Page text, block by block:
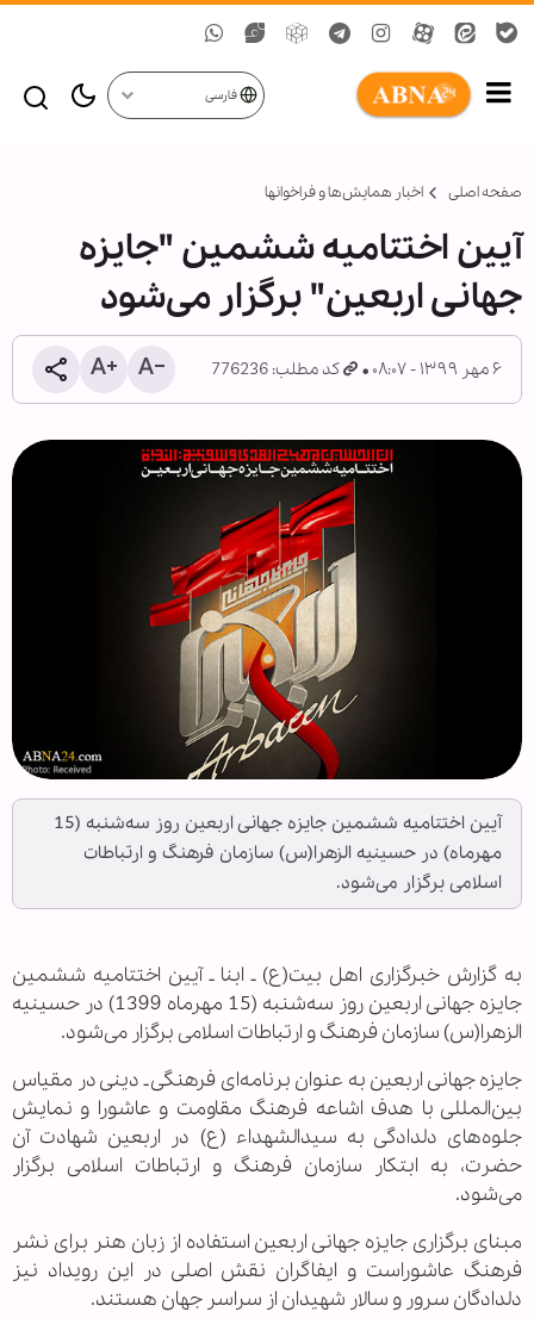
فارسی
صفحه اصلی اخبار همايش‌ها و فراخوان‏ها
آیین اختتامیه ششمین "جایزه
جهانی اربعین" برگزار می‌شود
۶ مهر ۱۳۹۹ - ۰۸:۰۷ کد مطلب: 776236
آیین اختتامیه ششمین جایزه جهانی اربعین روز سه‌شنبه (15
مهرماه) در حسینیه الزهرا(س) سازمان فرهنگ و ارتباطات
اسلامی برگزار می‌شود.
به گزارش خبرگزاری اهل بیت(ع) ـ ابنا ـ آیین اختتامیه ششمین
جایزه جهانی اربعین روز سه‌شنبه (15 مهرماه 1399) در حسینیه
الزهرا(س) سازمان فرهنگ و ارتباطات اسلامی برگزار می‌شود.
جایزه جهانی اربعین به عنوان برنامه‌ای فرهنگی ـ دینی در مقیاس
بین‌المللی با هدف اشاعه فرهنگ مقاومت و عاشورا و نمایش
جلوه‌های دلدادگی به سیدالشهداء (ع) در اربعین شهادت آن
حضرت، به ابتکار سازمان فرهنگ و ارتباطات اسلامی برگزار
می‌شود.
مبنای برگزاری جایزه جهانی اربعین استفاده از زبان هنر برای نشر
فرهنگ عاشوراست و ایفاگران نقش اصلی در این رویداد نیز
دلدادگان سرور و سالار شهیدان از سراسر جهان هستند.